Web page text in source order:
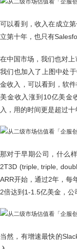
可以看到，收入在成立
立第十年，也只有
在中国市场，我们也对上
我们也加入了上图中处
金收入，可以看到，软
美金收入涨到10亿美金
入，用的时间更是超过十
那对于早期公司，什么
2T3D (triple, triple,
ARR开始，通过2年，每
2倍达到1-1.5亿美金，公
当然，有增速最快的